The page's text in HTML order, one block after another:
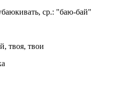
ср.: "баю-бай"
твоя, твои